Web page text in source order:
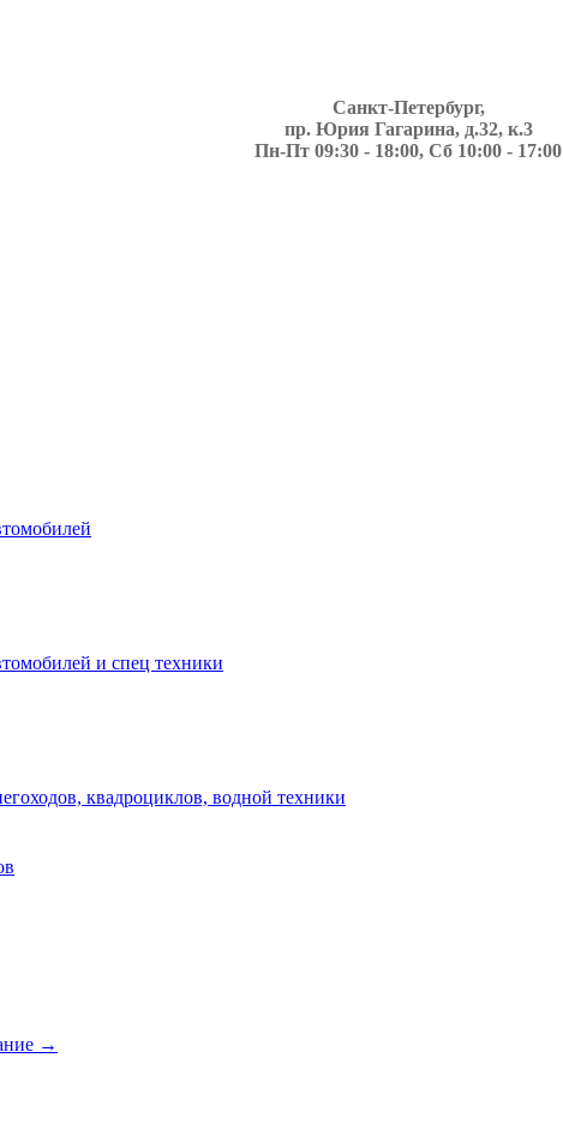
Санкт-Петербург,
пр. Юрия Гагарина, д.32, к.3
Пн-Пт 09:30 - 18:00, Сб 10:00 - 17:00
и спец техники
квадроциклов, водной техники
→